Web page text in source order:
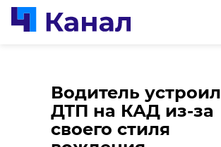
Водитель устроил
ДТП на КАД из-за
своего стиля